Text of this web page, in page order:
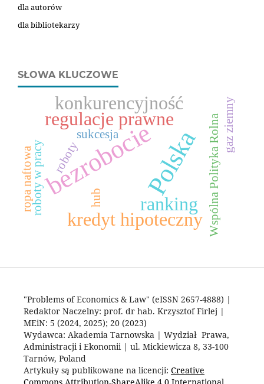
dla autorów
dla bibliotekarzy
SŁOWA KLUCZOWE
bezrobociePolska
ranking
regulacje prawne
konkurencyjność
kredyt hipoteczny
roboty
roboty w pracy Wspólna Polityka Rolna
hub
sukcesja gaz ziemny
ropa naftowa
"Problems of Economics & Law" (eISSN 2657-4888) |
Redaktor Naczelny: prof. dr hab. Krzysztof Firlej |
MEiN: 5 (2024, 2025); 20 (2023)
Wydawca: Akademia Tarnowska | Wydział Prawa,
Administracji i Ekonomii | ul. Mickiewicza 8, 33-100
Tarnów, Poland
Artykuły są publikowane na licencji: Creative
Commons Attribution-ShareAlike 4.0 International